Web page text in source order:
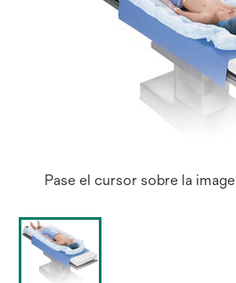
Pase el cursor sobre la